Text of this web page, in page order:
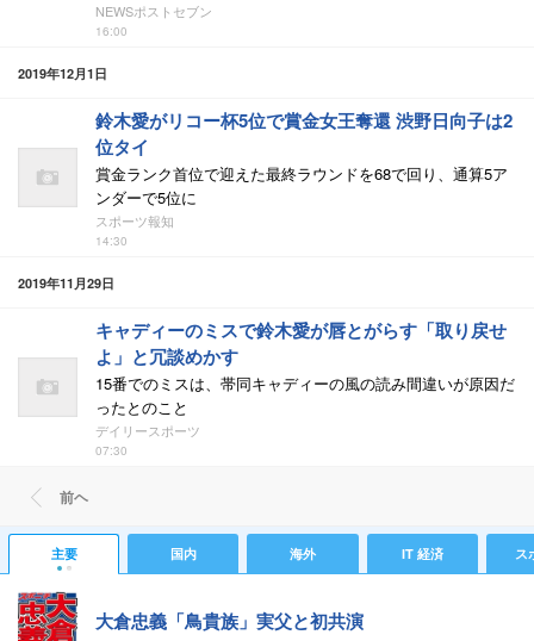
NEWSポストセブン
16:00
2019年12月1日
鈴木愛がリコー杯5位で賞金女王奪還 渋野日向子は2
位タイ
賞金ランク首位で迎えた最終ラウンドを68で回り、通算5ア
ンダーで5位に
スポーツ報知
14:30
2019年11月29日
キャディーのミスで鈴木愛が唇とがらす「取り戻せ
よ」と冗談めかす
15番でのミスは、帯同キャディーの風の読み間違いが原因だ
ったとのこと
デイリースポーツ
07:30
前ヘ
主要 国内 海外 IT 経済 ス
大倉忠義「鳥貴族」実父と初共演